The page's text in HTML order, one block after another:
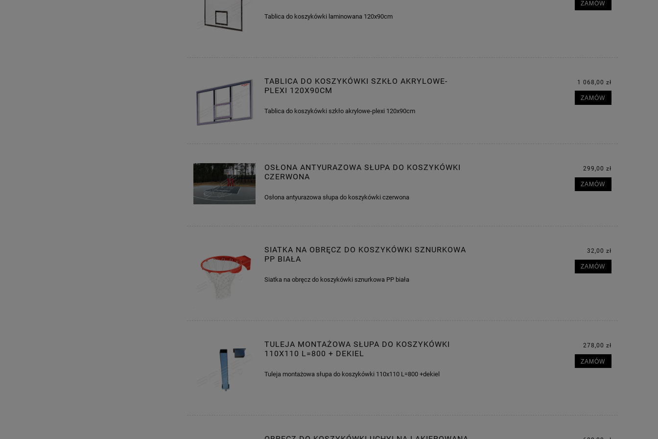
Tablica do koszykówki laminowana 120x90cm
ZAMÓW
TABLICA DO KOSZYKÓWKI SZKŁO AKRYLOWE-
PLEXI 120X90CM
Tablica do koszykówki szkło akrylowe-plexi 120x90cm
1 068,00 zł
ZAMÓW
OSŁONA ANTYURAZOWA SŁUPA DO KOSZYKÓWKI
CZERWONA
Osłona antyurazowa słupa do koszykówki czerwona
299,00 zł
ZAMÓW
SIATKA NA OBRĘCZ DO KOSZYKÓWKI SZNURKOWA
PP BIAŁA
Siatka na obręcz do koszykówki sznurkowa PP biała
32,00 zł
ZAMÓW
TULEJA MONTAŻOWA SŁUPA DO KOSZYKÓWKI
110X110 L=800 + DEKIEL
Tuleja montażowa słupa do koszykówki 110x110 L=800 +dekiel
278,00 zł
ZAMÓW